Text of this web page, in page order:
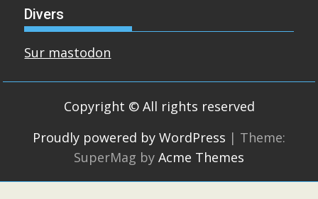
Divers
Sur mastodon
Copyright © All rights reserved
Proudly powered by WordPress | Theme:
SuperMag by Acme Themes